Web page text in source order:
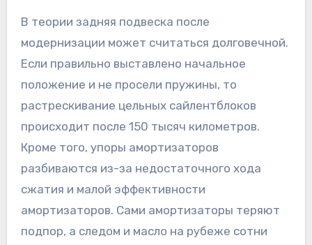
В теории задняя подвеска после
модернизации может считаться долговечной.
Если правильно выставлено начальное
положение и не просели пружины, то
растрескивание цельных сайлентблоков
происходит после 150 тысяч километров.
Кроме того, упоры амортизаторов
разбиваются из-за недостаточного хода
сжатия и малой эффективности
амортизаторов. Сами амортизаторы теряют
подпор, а следом и масло на рубеже сотни